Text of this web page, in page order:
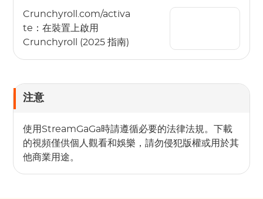
Crunchyroll.com/activa
te：在裝置上啟用
Crunchyroll (2025 指南)
注意
使用StreamGaGa時請遵循必要的法律法規。下載
的視頻僅供個人觀看和娛樂，請勿侵犯版權或用於其
他商業用途。